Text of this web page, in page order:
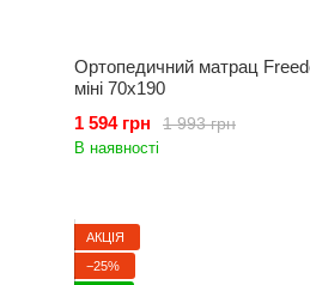
Ортопедичний матрац
міні 70x190
1 993 грн
1 594 грн
В наявності
АКЦІЯ
−25%